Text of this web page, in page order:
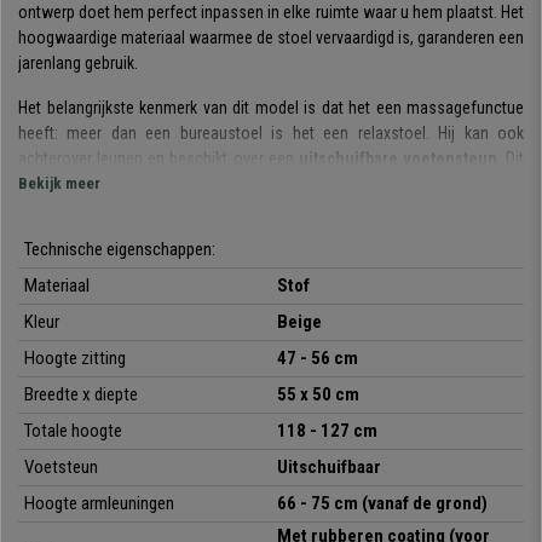
ontwerp doet hem perfect inpassen in elke ruimte waar u hem plaatst. Het
hoogwaardige materiaal waarmee de stoel vervaardigd is, garanderen een
jarenlang gebruik.
Het belangrijkste kenmerk van dit model is dat het een massagefunctue
heeft: meer dan een bureaustoel is het een relaxstoel. Hij kan ook
achterover leunen en beschikt over een
uitschuifbare voetensteun
. Dit
is een ongebruikelijke bijzonderheid die extra comfort toevoegt.
meerbewegingsvrijheid en flexibiliteit
posities kan worden vastgezet. De
gewatteerde armleuningen
voetensteun
kunt u uw voeten omhoog houden en comfortabel
achterover leunen. Dit alles maakt het een perfecte stoel voor op kantoor,
Wat demassagefunctie
betreft, deze wordt geactiveerd door een
het type massage kunt kiezen. Alsof dat nog niet genoeg is, kunt u ook de
lichaamsdelen kiezen die meer ontspanning nodig hebben: hoofd, twee
gebieden in de rug, twee in het lumbale gebied en twee in de benen.
Bekijk meer
Technische eigenschappen:
Materiaal
Stof
Kleur
Beige
Hoogte zitting
47 - 56 cm
Breedte x diepte
55 x 50 cm
Totale hoogte
118 - 127 cm
Voetsteun
Uitschuifbaar
Hoogte armleuningen
66 - 75 cm (vanaf de grond)
Met rubberen coating (voor